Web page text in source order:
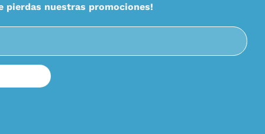
pierdas nuestras promociones!